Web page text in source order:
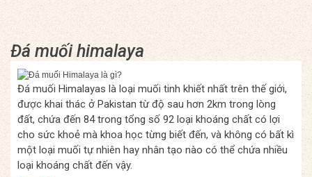
Đá muối himalaya
Đá muối Himalayas là loại muối tinh khiết nhất trên thế giới,
được khai thác ở Pakistan từ độ sau hơn 2km trong lòng
đất, chứa đến 84 trong tổng số 92 loại khoáng chất có lợi
cho sức khoẻ mà khoa học từng biết đến, và không có bất kì
một loại muối tự nhiên hay nhân tạo nào có thể chứa nhiều
loại khoáng chất đến vậy.